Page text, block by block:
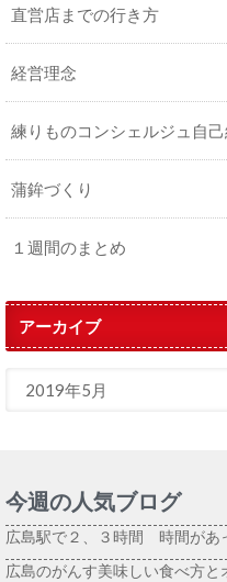
直営店までの行き方
経営理念
練りものコンシェルジュ自
蒲鉾づくり
１週間のまとめ
アーカイブ
今週の人気ブログ
広島駅で２、３時間 時間があ
広島のがんす美味しい食べ方